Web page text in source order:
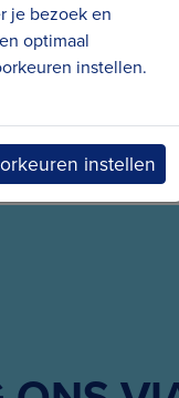
ik zou
je bezoek en
optimaal
instellen.
instellen